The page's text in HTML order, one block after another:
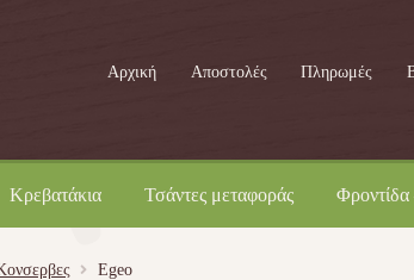
Αρχική Αποστολές Πληρωμές
Κρεβατάκια Τσάντες μεταφοράς Φροντίδα
Egeo